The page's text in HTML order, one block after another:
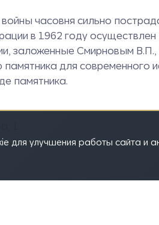
часовня сильно
в 1962 году
заложенные Смирновым
для
памятника.
1
для улучшения работы сайта и